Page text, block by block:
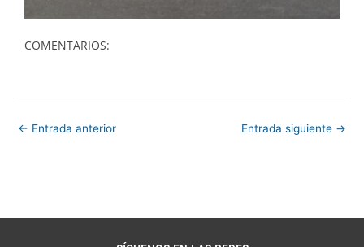
COMENTARIOS:
← Entrada anterior Entrada siguiente →